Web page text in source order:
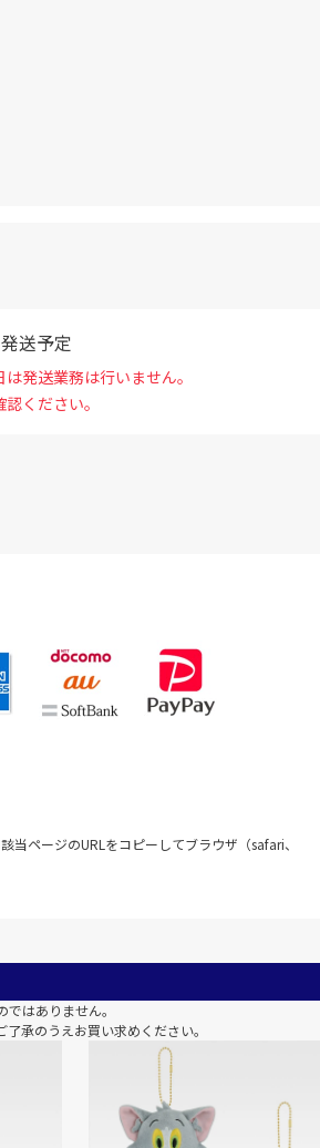
送予定
発送業務は行いません。
ください。
ページのURLをコピーしてブラウザ（safari、
はありません。
承のうえお買い求めください。